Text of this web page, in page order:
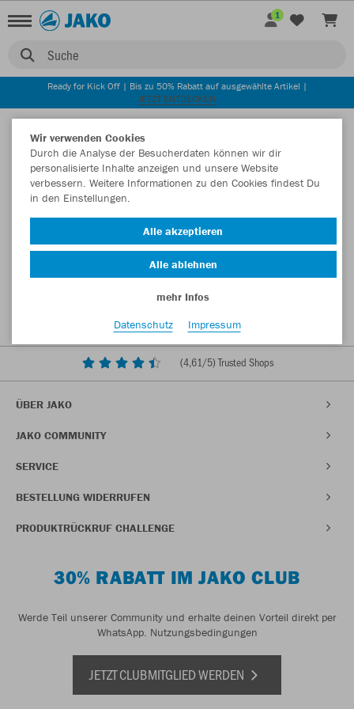
Suche
1
Ready for Kick Off | Bis zu 50% Rabatt auf ausgewählte Artikel |
JETZT ENTDECKEN
(4,61/5) Trusted Shops
ÜBER JAKO
JAKO COMMUNITY
SERVICE
BESTELLUNG WIDERRUFEN
PRODUKTRÜCKRUF CHALLENGE
30% RABATT IM JAKO CLUB
Werde Teil unserer Community und erhalte deinen Vorteil direkt per
WhatsApp. Nutzungsbedingungen
JETZT CLUBMITGLIED WERDEN
Wir verwenden Cookies
Durch die Analyse der Besucherdaten können wir dir
personalisierte Inhalte anzeigen und unsere Website
verbessern. Weitere Informationen zu den Cookies findest Du
in den Einstellungen.
Alle akzeptieren
Alle ablehnen
mehr Infos
Datenschutz
Impressum